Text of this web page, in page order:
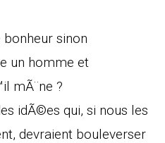
bonheur sinon
un homme et
mÃ¨ne ?
idÃ©es qui, si nous les
devraient bouleverser